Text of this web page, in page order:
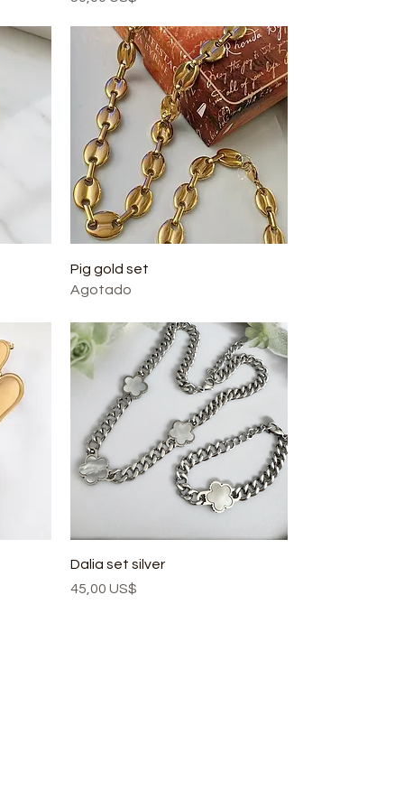
Pig gold set
Agotado
Dalia set silver
Precio
45,00 US$